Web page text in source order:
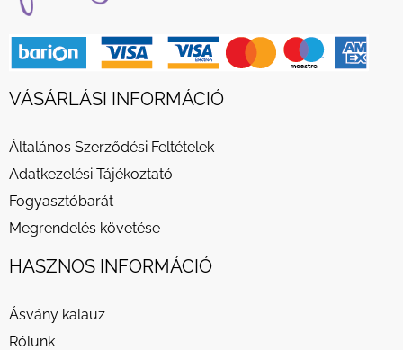
VÁSÁRLÁSI INFORMÁCIÓ
Általános Szerződési Feltételek
Adatkezelési Tájékoztató
Fogyasztóbarát
Megrendelés követése
HASZNOS INFORMÁCIÓ
Ásvány kalauz
Rólunk